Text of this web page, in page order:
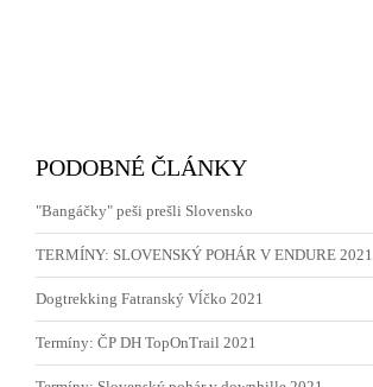
PODOBNÉ ČLÁNKY
"Bangáčky" peši prešli Slovensko
TERMÍNY: SLOVENSKÝ POHÁR V ENDURE 2021
Dogtrekking Fatranský Vĺčko 2021
Termíny: ČP DH TopOnTrail 2021